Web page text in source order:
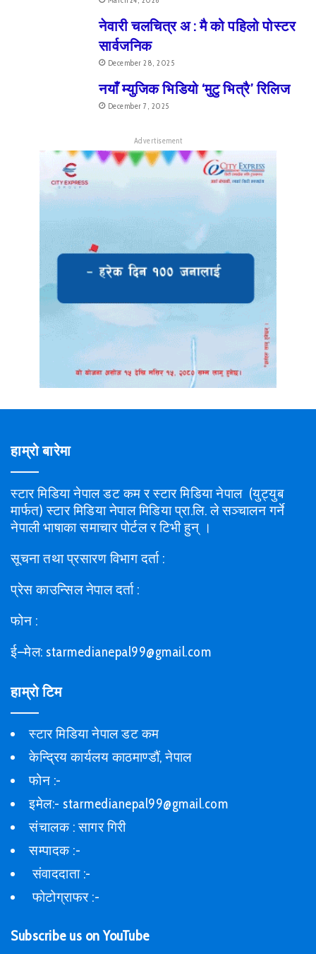
नेवारी चलचित्र अ : मै को पहिलो पोस्टर
सार्वजनिक
December 28, 2025
नयाँ म्युजिक भिडियो ‘मुटु भित्रै’ रिलिज
December 7, 2025
Advertisement
हाम्रो बारेमा
स्टार मिडिया नेपाल डट कम र स्टार मिडिया नेपाल (युट्युब
मार्फत) स्टार मिडिया नेपाल मिडिया प्रा.लि. ले सञ्चालन गर्ने
नेपाली भाषाका समाचार पोर्टल र टिभी हुन् ।
सूचना तथा प्रसारण विभाग दर्ता :
प्रेस काउन्सिल नेपाल दर्ता :
फोन :
ई–मेल: starmedianepal99@gmail.com
हाम्रो टिम
स्टार मिडिया नेपाल डट कम
केन्द्रिय कार्यलय काठमाण्डौं, नेपाल
फोन :-
इमेल:- starmedianepal99@gmail.com
संचालक : सागर गिरी
सम्पादक :-
संवाददाता :-
फोटोग्राफर :-
Subscribe us on YouTube